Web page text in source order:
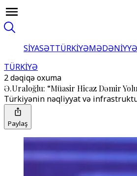
SİYASƏTTÜRKİYƏ
TÜRKİYƏ
2 dəqiqə oxuma
Ə.Uraloğlu: “Müasir Hicaz Dəmir
Türkiyənin nəqliyyat və
Paylaş